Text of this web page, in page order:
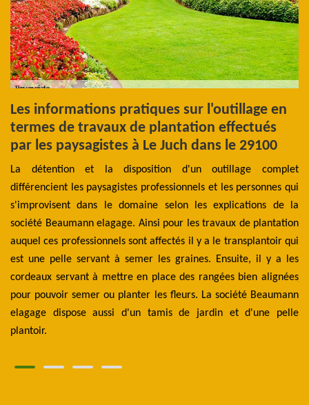
Les informations pratiques sur l'outillage en
termes de travaux de plantation effectués
par les paysagistes à Le Juch dans le 29100
La détention et la disposition d'un outillage complet
différencient les paysagistes professionnels et les personnes qui
s'improvisent dans le domaine selon les explications de la
société Beaumann elagage. Ainsi pour les travaux de plantation
auquel ces professionnels sont affectés il y a le transplantoir qui
est une pelle servant à semer les graines. Ensuite, il y a les
cordeaux servant à mettre en place des rangées bien alignées
pour pouvoir semer ou planter les fleurs. La société Beaumann
elagage dispose aussi d'un tamis de jardin et d'une pelle
plantoir.